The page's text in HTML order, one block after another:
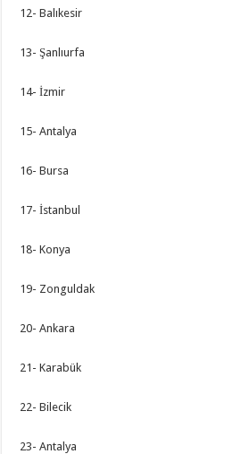
12- Balıkesir
13- Şanlıurfa
14- İzmir
15- Antalya
16- Bursa
17- İstanbul
18- Konya
19- Zonguldak
20- Ankara
21- Karabük
22- Bilecik
23- Antalya